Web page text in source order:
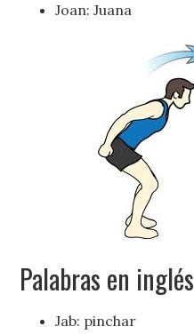
Joan: Juana
Palabras en
Jab: pinchar